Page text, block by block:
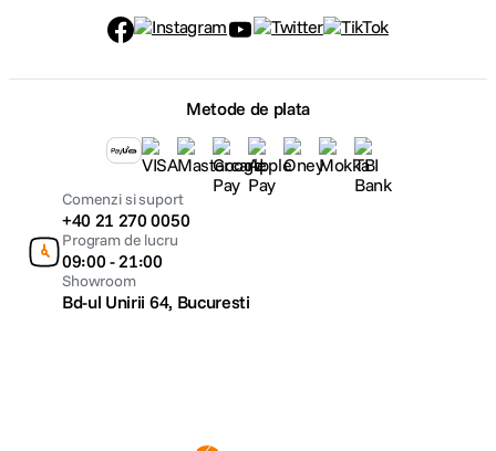
Metode de plata
Comenzi si suport
+40 21 270 0050
Program de lucru
09:00 - 21:00
Showroom
Bd-ul Unirii 64, Bucuresti